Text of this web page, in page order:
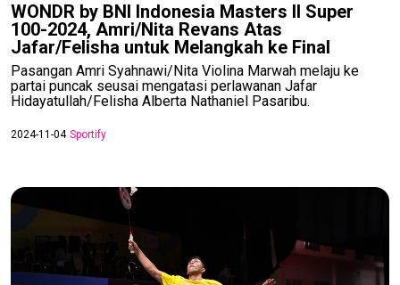
WONDR by BNI Indonesia Masters II Super
100-2024, Amri/Nita Revans Atas
Jafar/Felisha untuk Melangkah ke Final
Pasangan Amri Syahnawi/Nita Violina Marwah melaju ke
partai puncak seusai mengatasi perlawanan Jafar
Hidayatullah/Felisha Alberta Nathaniel Pasaribu.
2024-11-04 Sportify